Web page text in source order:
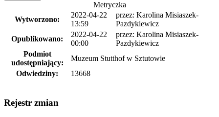
Metryczka
Wytworzono:
2022-04-22
13:59
przez: Karolina Misiaszek-
Pazdykiewicz
Opublikowano:
2022-04-22
00:00
przez: Karolina Misiaszek-
Pazdykiewicz
Podmiot
udostępniający:
Muzeum Stutthof w Sztutowie
Odwiedziny:
13668
Rejestr zmian